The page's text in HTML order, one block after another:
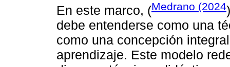
En este marco, (Medrano (2024
debe entenderse como una
como una concepción
aprendizaje. Este modelo